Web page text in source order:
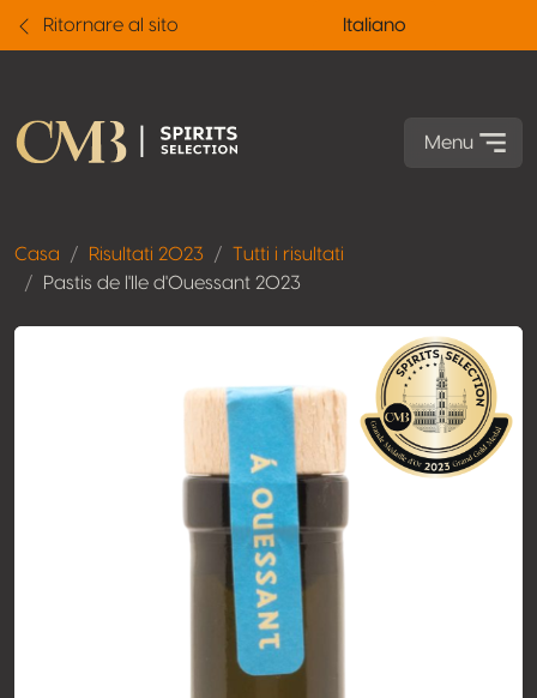
Ritornare al sito Italiano
Menu
Casa Risultati 2023
Tutti i risultati
Pastis de l'Ile d'Ouessant 2023